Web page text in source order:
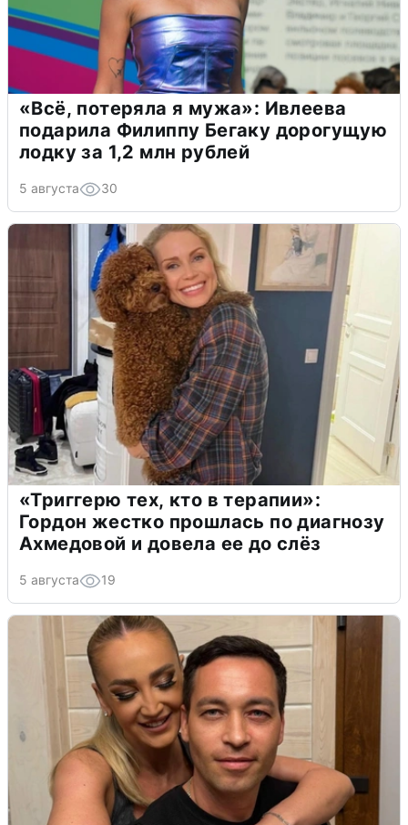
«Всё, потеряла я мужа»: Ивлеева
подарила Филиппу Бегаку дорогущую
лодку за 1,2 млн рублей
5 августа 30
«Триггерю тех, кто в терапии»:
Гордон жестко прошлась по диагнозу
Ахмедовой и довела ее до слёз
5 августа 19